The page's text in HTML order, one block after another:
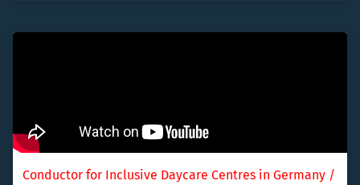
Conductor for Inclusive Daycare Centres in Germany /